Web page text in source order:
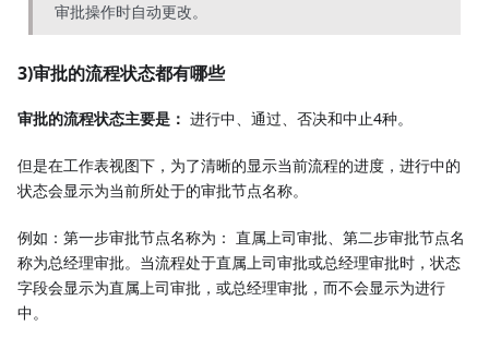
审批操作时自动更改。
3)审批的流程状态都有哪些
审批的流程状态主要是： 进行中、通过、否决和中止4种。
但是在工作表视图下，为了清晰的显示当前流程的进度，进行中的
状态会显示为当前所处于的审批节点名称。
例如：第一步审批节点名称为： 直属上司审批、第二步审批节点名
称为总经理审批。当流程处于直属上司审批或总经理审批时，状态
字段会显示为直属上司审批，或总经理审批，而不会显示为进行
中。